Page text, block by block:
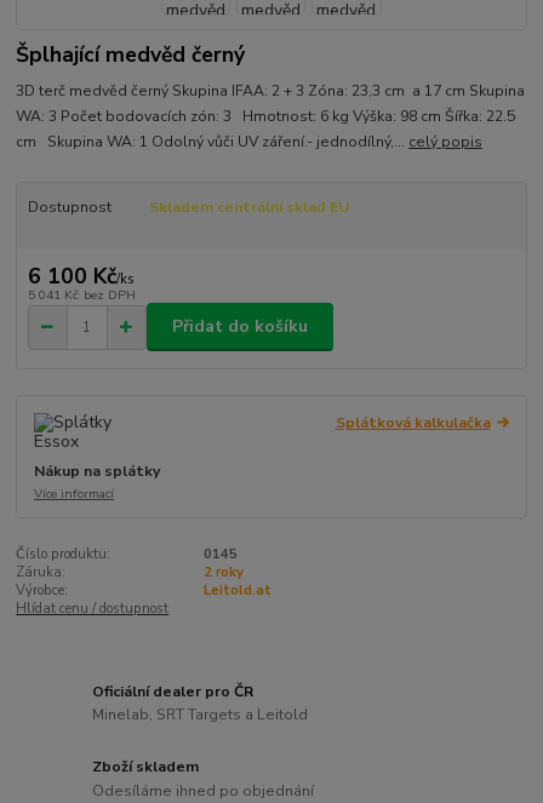
Šplhající medvěd černý
3D terč medvěd černý Skupina IFAA: 2 + 3 Zóna: 23,3 cm a 17 cm Skupina
WA: 3 Počet bodovacích zón: 3 Hmotnost: 6 kg Výška: 98 cm Šířka: 22.5
cm Skupina WA: 1 Odolný vůči UV záření.- jednodílný,... celý popis
Dostupnost Skladem centrální sklad EU
6 100 Kč/ks
5 041 Kč bez DPH
Přidat do košíku
Splátková kalkulačka
Nákup na splátky
Více informací
Číslo produktu:
0145
Záruka:
2 roky
Výrobce:
Leitold.at
Hlídat cenu / dostupnost
Oficiální dealer pro ČR
Minelab, SRT Targets a Leitold
Zboží skladem
Odesíláme ihned po objednání